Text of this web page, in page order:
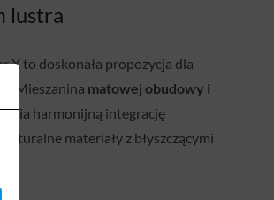
lustra
X to doskonała propozycja dla
Mieszanina matowej obudowy i
harmonijną integrację
materiały z błyszczącymi